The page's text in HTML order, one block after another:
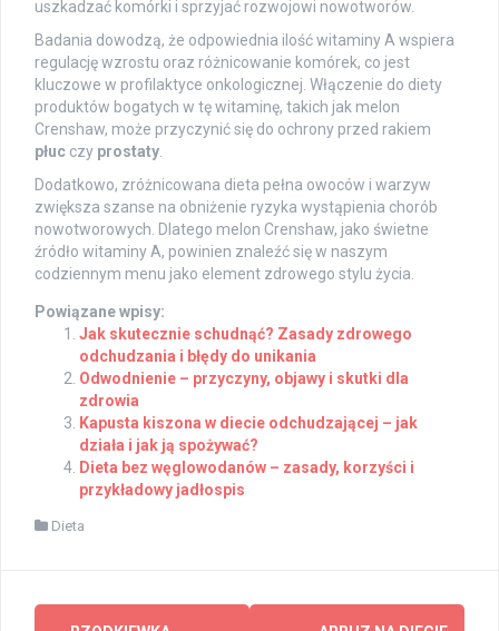
uszkadzać komórki i sprzyjać rozwojowi nowotworów.
Badania dowodzą, że odpowiednia ilość witaminy A wspiera
regulację wzrostu oraz różnicowanie komórek, co jest
kluczowe w profilaktyce onkologicznej. Włączenie do diety
produktów bogatych w tę witaminę, takich jak melon
Crenshaw, może przyczynić się do ochrony przed rakiem
płuc czy prostaty.
Dodatkowo, zróżnicowana dieta pełna owoców i warzyw
zwiększa szanse na obniżenie ryzyka wystąpienia chorób
nowotworowych. Dlatego melon Crenshaw, jako świetne
źródło witaminy A, powinien znaleźć się w naszym
codziennym menu jako element zdrowego stylu życia.
Powiązane wpisy:
Jak skutecznie schudnąć? Zasady zdrowego
odchudzania i błędy do unikania
Odwodnienie – przyczyny, objawy i skutki dla
zdrowia
Kapusta kiszona w diecie odchudzającej – jak
działa i jak ją spożywać?
Dieta bez węglowodanów – zasady, korzyści i
przykładowy jadłospis
Dieta